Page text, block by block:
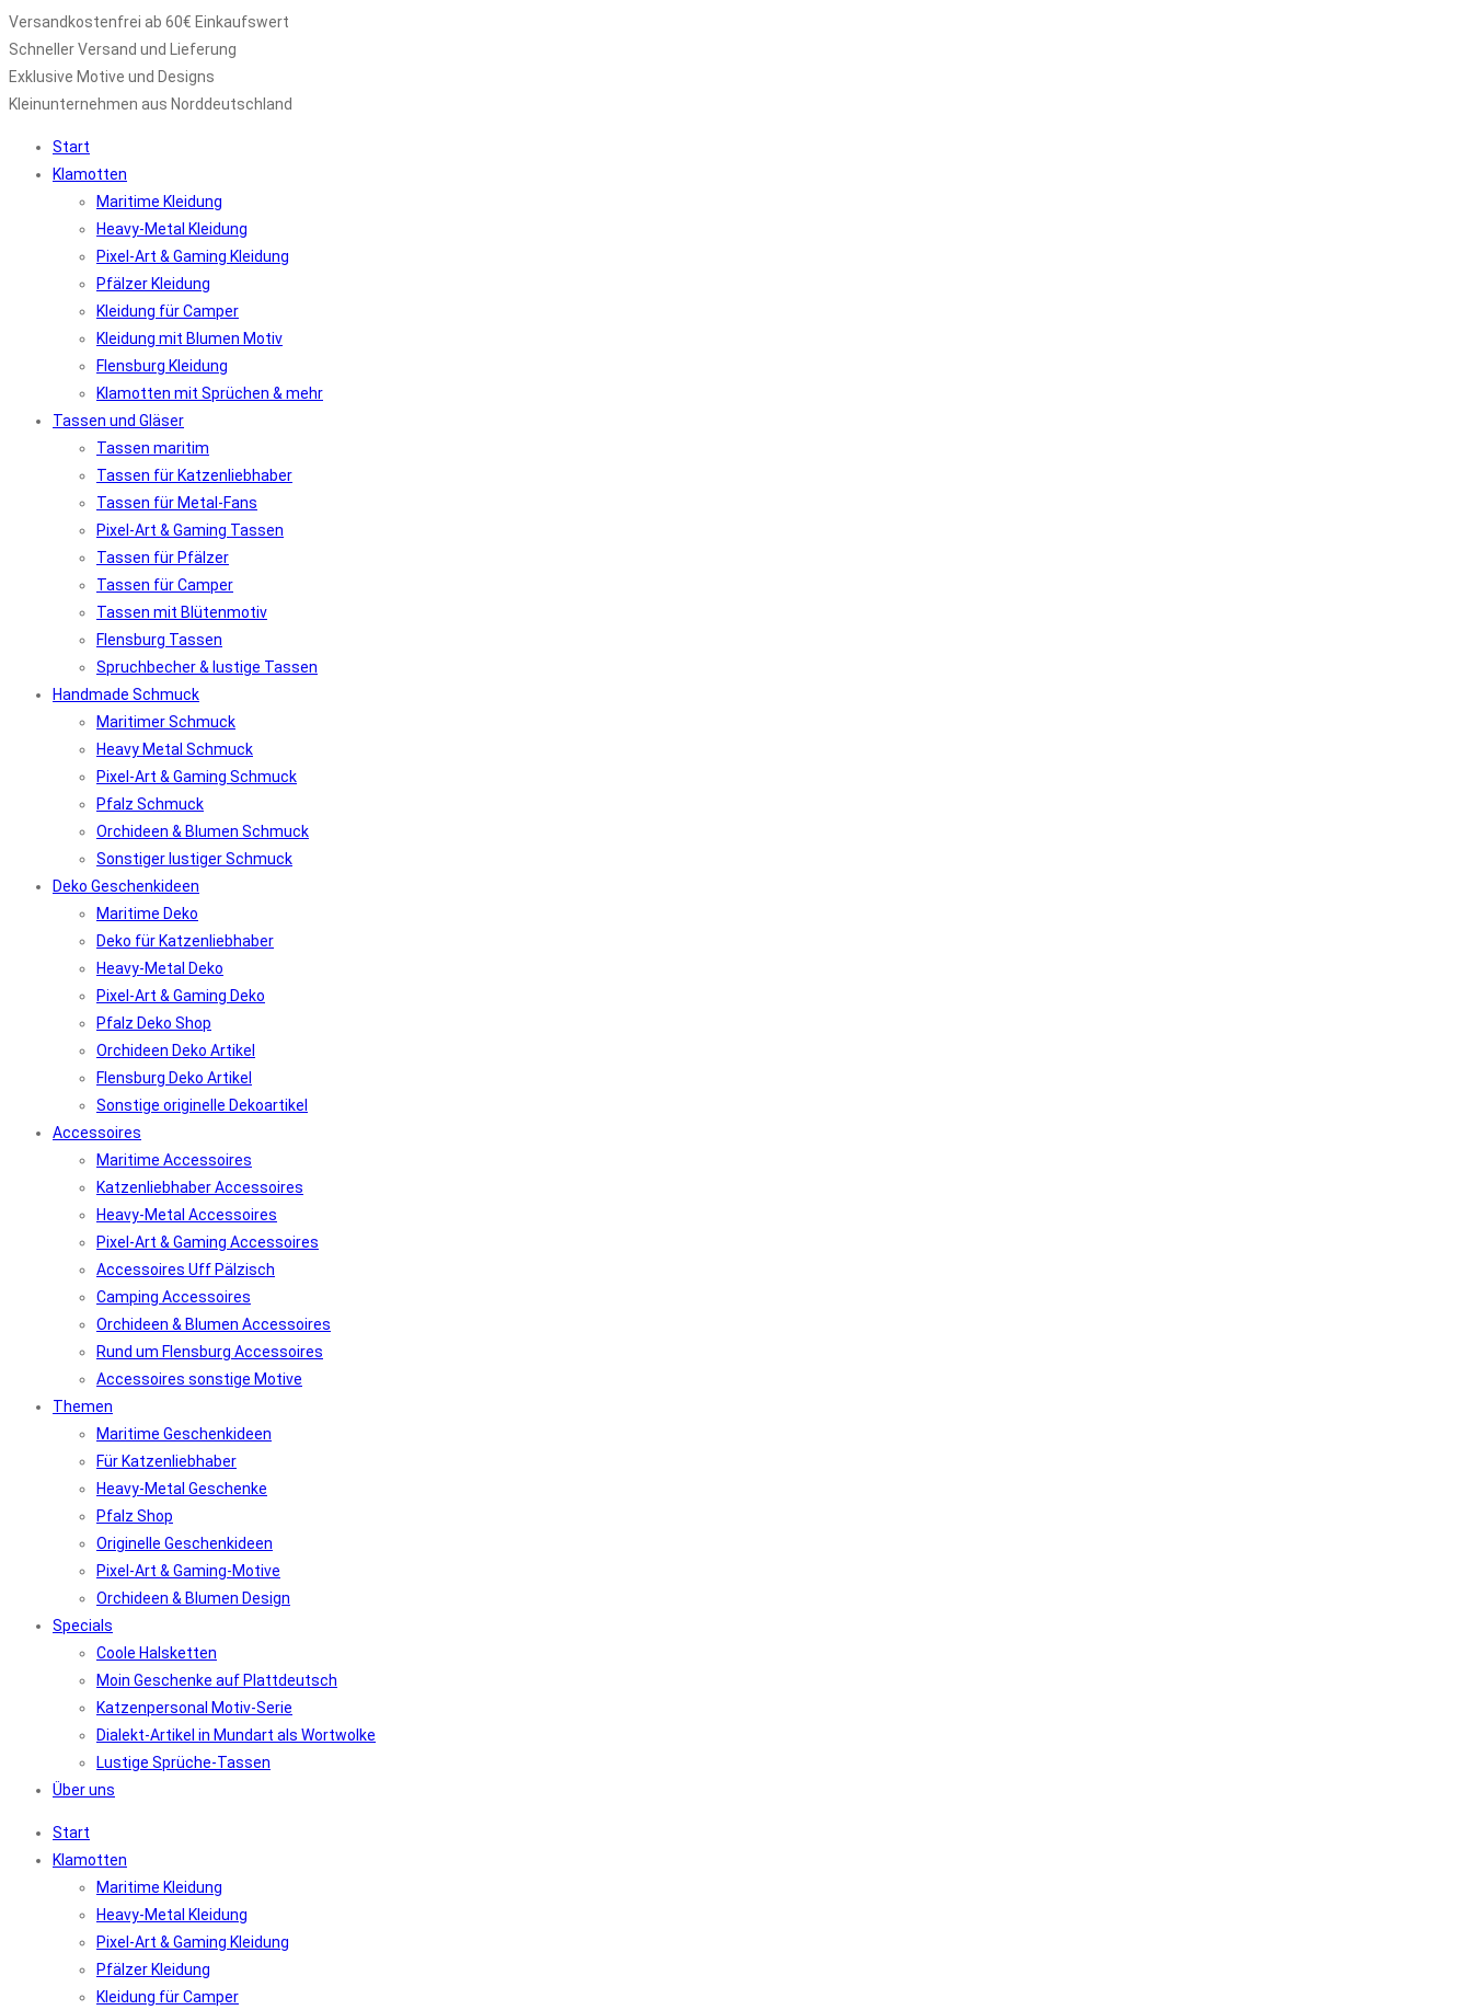
Versandkostenfrei ab 60€ Einkaufswert
Schneller Versand und Lieferung
Exklusive Motive und Designs
Kleinunternehmen aus Norddeutschland
Start
Klamotten
Maritime Kleidung
Heavy-Metal Kleidung
Pixel-Art & Gaming Kleidung
Pfälzer Kleidung
Kleidung für Camper
Kleidung mit Blumen Motiv
Flensburg Kleidung
Klamotten mit Sprüchen & mehr
Tassen und Gläser
Tassen maritim
Tassen für Katzenliebhaber
Tassen für Metal-Fans
Pixel-Art & Gaming Tassen
Tassen für Pfälzer
Tassen für Camper
Tassen mit Blütenmotiv
Flensburg Tassen
Spruchbecher & lustige Tassen
Handmade Schmuck
Maritimer Schmuck
Heavy Metal Schmuck
Pixel-Art & Gaming Schmuck
Pfalz Schmuck
Orchideen & Blumen Schmuck
Sonstiger lustiger Schmuck
Deko Geschenkideen
Maritime Deko
Deko für Katzenliebhaber
Heavy-Metal Deko
Pixel-Art & Gaming Deko
Pfalz Deko Shop
Orchideen Deko Artikel
Flensburg Deko Artikel
Sonstige originelle Dekoartikel
Accessoires
Maritime Accessoires
Katzenliebhaber Accessoires
Heavy-Metal Accessoires
Pixel-Art & Gaming Accessoires
Accessoires Uff Pälzisch
Camping Accessoires
Orchideen & Blumen Accessoires
Rund um Flensburg Accessoires
Accessoires sonstige Motive
Themen
Maritime Geschenkideen
Für Katzenliebhaber
Heavy-Metal Geschenke
Pfalz Shop
Originelle Geschenkideen
Pixel-Art & Gaming-Motive
Orchideen & Blumen Design
Specials
Coole Halsketten
Moin Geschenke auf Plattdeutsch
Katzenpersonal Motiv-Serie
Dialekt-Artikel in Mundart als Wortwolke
Lustige Sprüche-Tassen
Über uns
Start
Klamotten
Maritime Kleidung
Heavy-Metal Kleidung
Pixel-Art & Gaming Kleidung
Pfälzer Kleidung
Kleidung für Camper